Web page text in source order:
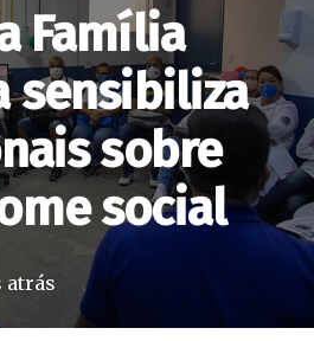
Família
sensibiliza
sobre
social
atrás